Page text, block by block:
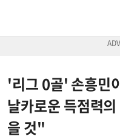
'리그 0골' 손흥민
날카로운 득점력
을 것"